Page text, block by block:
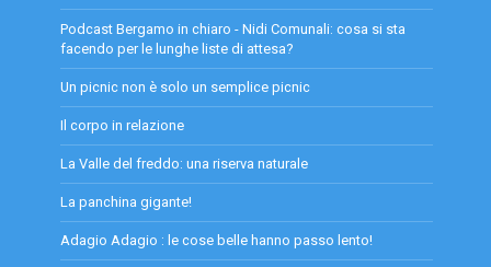
Podcast Bergamo in chiaro - Nidi Comunali: cosa si sta
facendo per le lunghe liste di attesa?
Un picnic non è solo un semplice picnic
Il corpo in relazione
La Valle del freddo: una riserva naturale
La panchina gigante!
Adagio Adagio : le cose belle hanno passo lento!